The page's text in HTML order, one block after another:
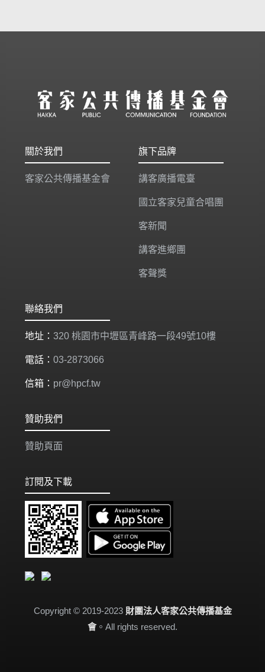
關於我們
客家公共傳播基金會
旗下品牌
講客廣播電臺
國立客家兒童合唱團
客新聞
講客進鄉團
客聲獎
聯絡我們
地址： 320 桃園市中壢區青峰路一段49號10樓
電話： 03-2873066
信箱： pr@hpcf.tw
贊助我們
贊助頁面
訂閱及下載
Copyright © 2019-2023 財團法人客家公共傳播基金
會。All rights reserved.